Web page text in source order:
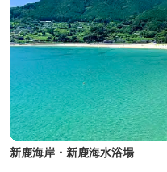
新鹿海岸・新鹿海水浴場